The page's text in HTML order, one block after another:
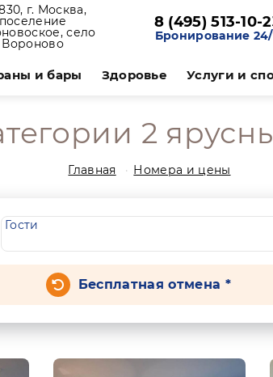
г. Москва,
поселение
село
Вороново
8 (495) 513-10-
Бронирование
и бары Здоровье Услуги и
2
Главная Номера и цены
Гости
Бесплатная отмена *